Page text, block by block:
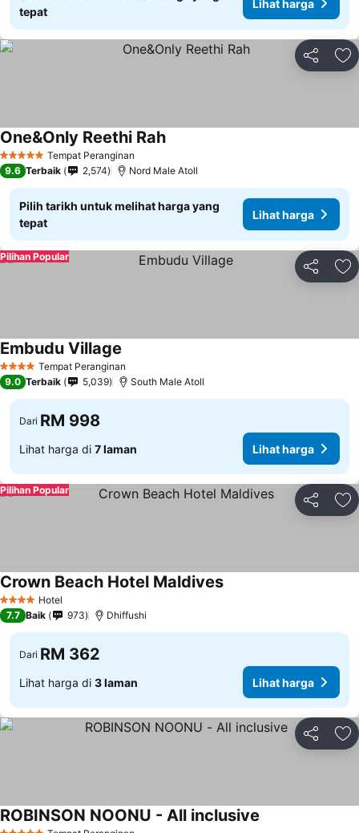
tepat
Lihat harga
Kongsi
5 Bintang Tempat Peranginan
One&Only Reethi Rah
9.6 Terbaik 2,574 Nord Male Atoll
Pilih tarikh untuk melihat harga yang
tepat
Lihat harga
Kongsi
Pilihan Popular
4 BintangTempat Peranginan
Embudu Village
9.0 Terbaik 5,039 South Male Atoll
Dari RM 998
Lihat harga di 7 laman Lihat harga
Kongsi
Pilihan Popular
4 BintangHotel
Crown Beach Hotel Maldives
7.7 Baik 973 Dhiffushi
Dari RM 362
Lihat harga di 3 laman Lihat harga
Kongsi
ROBINSON NOONU - All inclusive